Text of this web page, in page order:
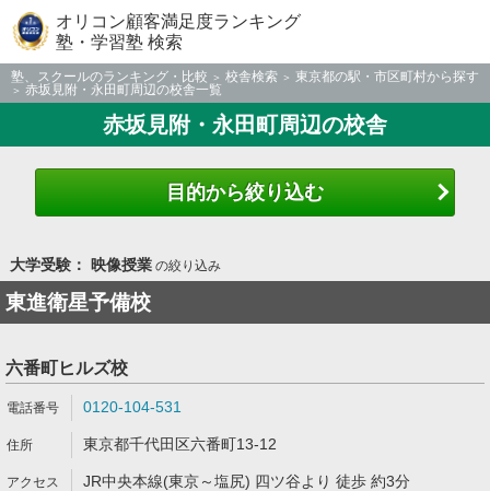
オリコン顧客満足度ランキング
塾・学習塾 検索
塾、スクールのランキング・比較 校舎検索
東京都の駅・市区町村から探す
赤坂見附・永田町周辺の校舎一覧
赤坂見附・永田町周辺の校舎
目的から絞り込む
大学受験： 映像授業の絞り込み
東進衛星予備校
六番町ヒルズ校
0120-104-531
東京都千代田区六番町13-12
JR中央本線(東京～塩尻) 四ツ谷より 徒歩 約3分